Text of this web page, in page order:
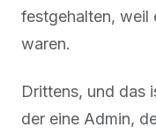
festgehalten, weil
waren.
Drittens, und das
der eine Admin,